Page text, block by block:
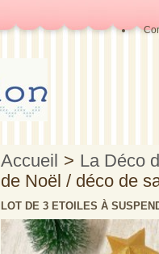
Accueil > La Déco
de Noël / déco de
LOT DE 3 ETOILES À